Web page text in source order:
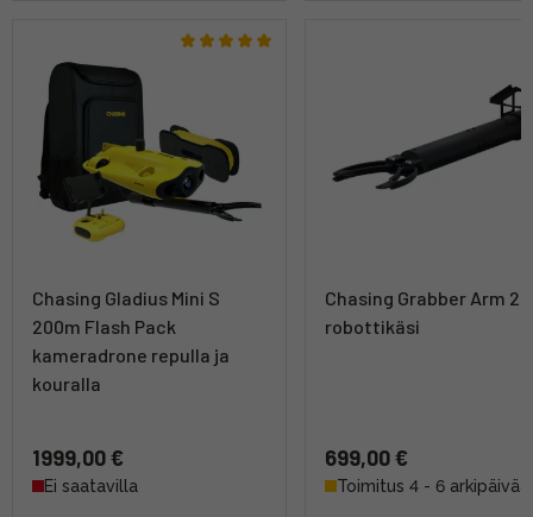
Chasing Gladius Mini S
200m Flash Pack
kameradrone repulla ja
kouralla
1999,00 €
Ei saatavilla
Chasing Grabber Arm 2 -
robottikäsi
699,00 €
Toimitus 4 - 6 arkipäivää